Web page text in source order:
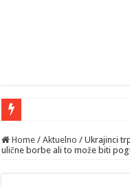
Home / Aktuelno / Ukrajinci
ulične borbe ali to može biti